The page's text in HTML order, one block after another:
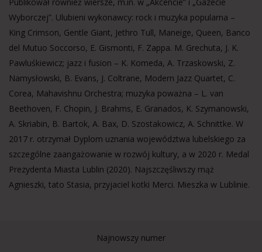
Wyborczej”. Ulubieni wykonawcy: rock i muzyka popularna –
King Crimson, Gentle Giant, Jethro Tull, Maneige, Queen, Banco
del Mutuo Soccorso, E. Gismonti, F. Zappa. M. Grechuta, J. K.
Pawluśkiewicz; jazz i fusion – K. Komeda, A. Trzaskowski, Z.
Namysłowski, B. Evans, J. Coltrane, Modern Jazz Quartet, C.
Corea, Mahavishnu Orchestra; muzyka poważna – L. van
Beethoven, F. Chopin, J. Brahms, E. Granados, K. Szymanowski,
A. Skriabin, B. Bartok, A. Bax, D. Szostakowicz, A. Schnittke. W
2017 r. otrzymał Dyplom uznania województwa lubelskiego za
szczególne zaangażowanie w rozwój kultury, a w 2020 r. Medal
Prezydenta Miasta Lublin (2020). Najszczęśliwszy mąż
Agnieszki, tato Stasia, przyjaciel kotki Merci. Mieszka w Lublinie.
Najnowszy numer